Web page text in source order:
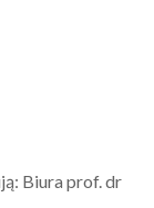
Biura prof. dr